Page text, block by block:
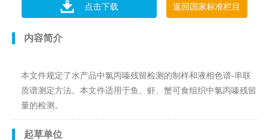
点击下载 返回国家标准栏目
内容简介
本文件规定了水产品中氯丙嗪残留检测的制样和液相色谱-串联
质谱测定方法。本文件适用于鱼、虾、蟹可食组织中氯丙嗪残留
量的检测。
起草单位